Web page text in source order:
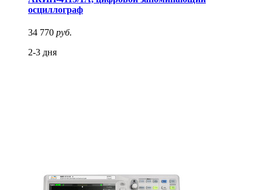
осциллограф
34 770 руб.
2-3 дня